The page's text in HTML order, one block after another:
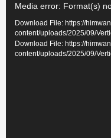
Video
Player
Media error: Format(s)
Download File: https://
content/uploads/2025/09/
Download File: https://
content/uploads/2025/09/